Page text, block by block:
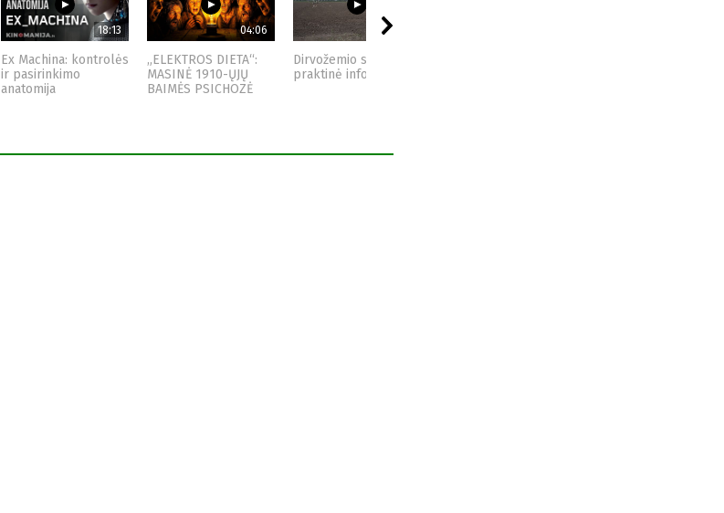
18:13
Ex Machina: kontrolės
ir pasirinkimo
anatomija
04:06
„ELEKTROS DIETA“:
MASINĖ 1910-ŲJŲ
BAIMĖS PSICHOZĖ
03:23
Dirvožemio sveikata -
praktinė informacija